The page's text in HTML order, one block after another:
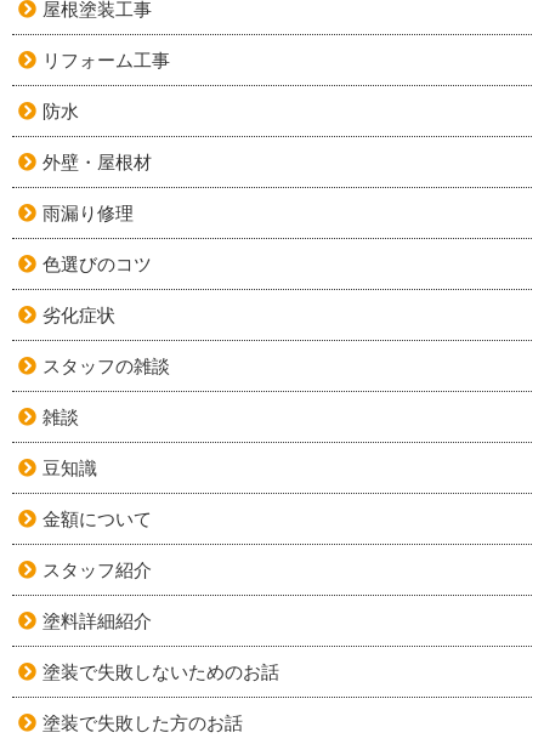
屋根塗装工事
リフォーム工事
防水
外壁・屋根材
雨漏り修理
色選びのコツ
劣化症状
スタッフの雑談
雑談
豆知識
金額について
スタッフ紹介
塗料詳細紹介
塗装で失敗しないためのお話
塗装で失敗した方のお話